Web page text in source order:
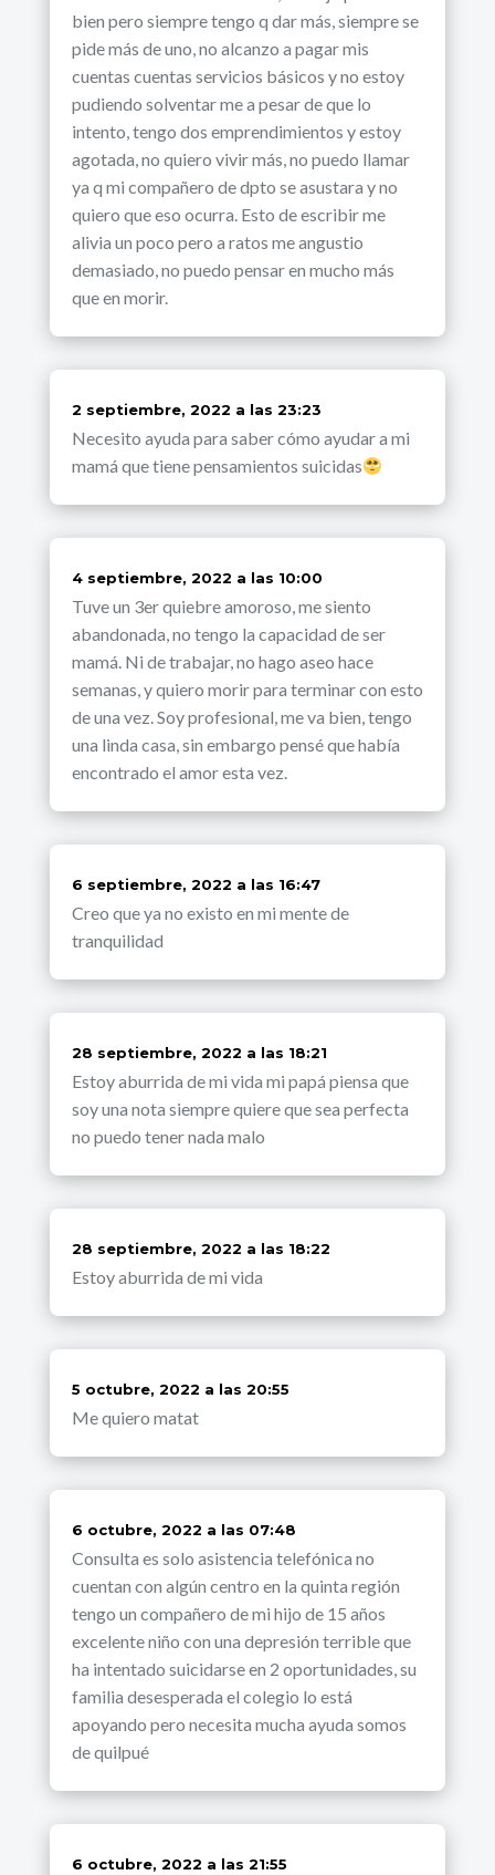
bien pero siempre tengo q dar más, siempre se
pide más de uno, no alcanzo a pagar mis
cuentas cuentas servicios básicos y no estoy
pudiendo solventar me a pesar de que lo
intento, tengo dos emprendimientos y estoy
agotada, no quiero vivir más, no puedo llamar
ya q mi compañero de dpto se asustara y no
quiero que eso ocurra. Esto de escribir me
alivia un poco pero a ratos me angustio
demasiado, no puedo pensar en mucho más
que en morir.
dice:
2 septiembre, 2022 a las 23:23
Necesito ayuda para saber cómo ayudar a mi
mamá que tiene pensamientos suicidas
dice:
4 septiembre, 2022 a las 10:00
Tuve un 3er quiebre amoroso, me siento
abandonada, no tengo la capacidad de ser
mamá. Ni de trabajar, no hago aseo hace
semanas, y quiero morir para terminar con esto
de una vez. Soy profesional, me va bien, tengo
una linda casa, sin embargo pensé que había
encontrado el amor esta vez.
dice:
6 septiembre, 2022 a las 16:47
Creo que ya no existo en mi mente de
tranquilidad
dice:
28 septiembre, 2022 a las 18:21
Estoy aburrida de mi vida mi papá piensa que
soy una nota siempre quiere que sea perfecta
no puedo tener nada malo
dice:
28 septiembre, 2022 a las 18:22
Estoy aburrida de mi vida
dice:
5 octubre, 2022 a las 20:55
Me quiero matat
dice:
6 octubre, 2022 a las 07:48
Consulta es solo asistencia telefónica no
cuentan con algún centro en la quinta región
tengo un compañero de mi hijo de 15 años
excelente niño con una depresión terrible que
ha intentado suicidarse en 2 oportunidades, su
familia desesperada el colegio lo está
apoyando pero necesita mucha ayuda somos
de quilpué
dice:
6 octubre, 2022 a las 21:55